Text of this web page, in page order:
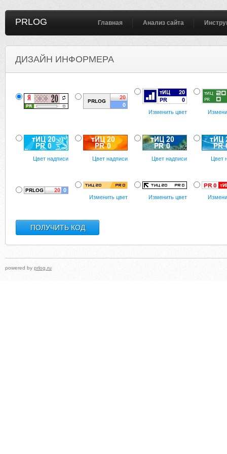
PRLOG Главная Анализ сайта
ДИЗАЙН ИНФОРМЕРА
Изменить цвет
Цвет надписи Цвет надписи Цвет надписи Цвет
Изменить цвет Изменить цвет
powered by prlog.ru